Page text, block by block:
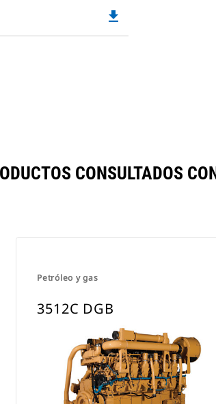
file_download
CONSULTADOS
Petróleo y gas
3512C DGB